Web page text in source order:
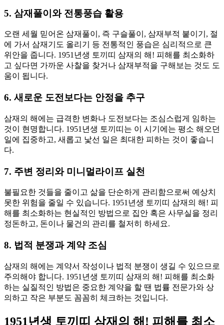
5. 삼재풀이와 전통풍습 활용
오랜 세월 믿어온 삼재풀이, 즉 구슬풀이, 삼재부적 붙이기, 절
에 가서 삼재기도 올리기 등 전통적인 풍습은 심리적으로 큰
위안을 줍니다. 1951년생 토끼띠 삼재의 해! 피해를 최소화하
고 싶다면 가까운 사찰을 찾거나 삼재부적을 구해보는 것도 도
움이 됩니다.
6. 새로운 도전보다는 안정을 추구
삼재의 해에는 급격한 변화나 도전보다는 조심스럽게 임하는
것이 현명합니다. 1951년생 토끼띠는 이 시기에는 평소 해오던
일에 집중하고, 새롭고 낯선 일은 최대한 피하는 것이 좋습니
다.
7. 주변 정리와 미니멀라이프 실천
불필요한 것들을 줄이고 삶을 단순하게 관리함으로써 예상치
못한 위험을 줄일 수 있습니다. 1951년생 토끼띠 삼재의 해! 피
해를 최소화하는 현실적인 방법으로 집안 혹은 사무실을 정리
정돈하고, 돈이나 물건의 관리를 철저히 하세요.
8. 법적 분쟁과 계약 조심
삼재의 해에는 계약서 작성이나 법적 분쟁이 생길 수 있으므로
주의해야 합니다. 1951년생 토끼띠 삼재의 해! 피해를 최소화
하는 실질적인 방법은 중요한 계약을 할 땐 법률 전문가와 상
의하고 작은 부분도 꼼꼼히 체크하는 것입니다.
1951년생 토끼띠 삼재의 해! 피해를 최소